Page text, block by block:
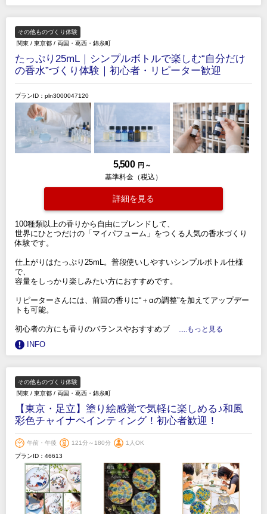
その他ものづくり体験
関東 / 東京都 / 両国・葛西・錦糸町
たっぷり25mL｜シンプルボトルで楽しむ“自分だけ
の香水”づくり体験｜初心者・リピーター歓迎
プランID：pln3000047120
5,500 円 ～
基準料金（税込）
詳細を見る
100種類以上の香りから自由にブレンドして、
世界にひとつだけの「マイパフューム」をつくる人気の香水づくり
体験です。
仕上がりはたっぷり25mL。普段使いしやすいシンプルボトル仕様
で、
容量をしっかり楽しみたい方におすすめです。
リピーターさんには、前回の香りに“＋αの調整”を加えてアップデー
トも可能。
初心者の方にも香りのバランスやおすすめブ .....もっと見る
INFO
その他ものづくり体験
関東 / 東京都 / 両国・葛西・錦糸町
【東京・足立】塗り絵感覚で気軽に楽しめる♪和風
彩色チャイナペインティング！初心者歓迎！
午前・午後 121分～180分
1人OK
プランID：46613